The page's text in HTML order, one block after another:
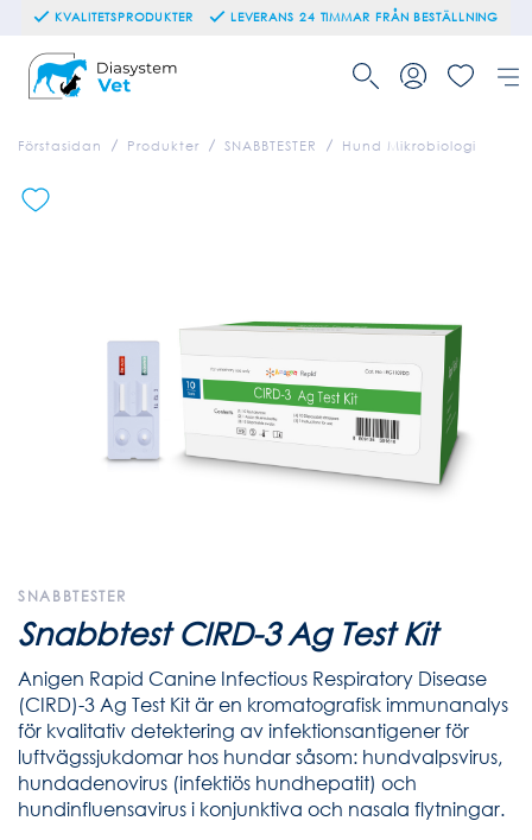
KVALITETSPRODUKTER LEVERANS 24 TIMMAR FRÅN BESTÄLLNING
Förstasidan Produkter SNABBTESTER Hund Mikrobiologi
SNABBTESTER
Snabbtest CIRD-3 Ag Test Kit
Anigen Rapid Canine Infectious Respiratory Disease
(CIRD)-3 Ag Test Kit är en kromatografisk immunanalys
för kvalitativ detektering av infektionsantigener för
luftvägssjukdomar hos hundar såsom: hundvalpsvirus,
hundadenovirus (infektiös hundhepatit) och
hundinfluensavirus i konjunktiva och nasala flytningar.